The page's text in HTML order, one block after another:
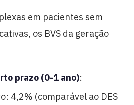
em pacientes sem
os BVS da geração
prazo (0-1 ano):
4,2% (comparável ao DES